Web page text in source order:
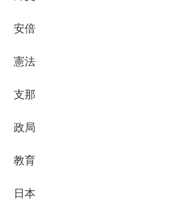
安倍
憲法
支那
政局
教育
日本